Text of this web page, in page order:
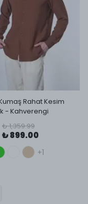
Rahat Kesim
- Kahverengi
₺ 1,359.99
₺ 899.00
+1